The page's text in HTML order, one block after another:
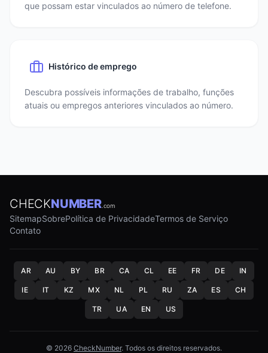
que possam estar vinculados ao número de telefone.
Histórico de emprego
Descubra possíveis informações de trabalho, funções
atuais ou empregos anteriores vinculados ao número.
CHECKNUMBER.com
SitemapSobrePolítica de PrivacidadeTermos de Serviço
Contato
AR AU BY BR CA CL EE FR DE IN
IE IT KZ MX NL PL RU ZA ES CH
TR UA EN US
© 2026 CheckNumber. Todos os direitos reservados.